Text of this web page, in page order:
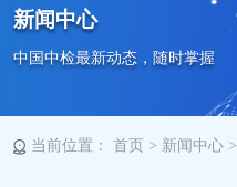
新闻中心
中国中检最新动态，随时掌握
当前位置： 首页> 新闻中心>